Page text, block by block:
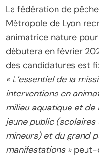
La fédération de
Métropole de Lyon
animatrice nature
débutera en février
des candidatures est
« L’essentiel de la
interventions en
milieu aquatique et de
jeune public
mineurs) et du grand
manifestations »peut-